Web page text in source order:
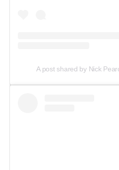
A post shared by Nick